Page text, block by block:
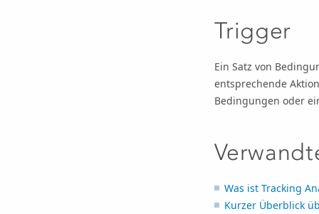
Trigger
Ein Satz von
entsprechende
Bedingungen oder
Was ist Tracking
Kurzer Überblick